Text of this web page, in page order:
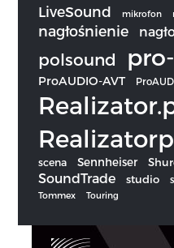
LiveSound mikrofon
nagłośnienie
polsound
ProAUDIO-AVT
scena Sennheiser
SoundTrade studio
Tommex Touring